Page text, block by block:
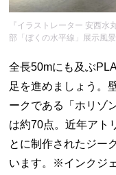
『イラストレーター 安西水
部「ぼくの水平線」展示風景
全長50mにも及ぶ
足を進めましょう。
ークである「ホリゾ
は約70点。近年アト
とに制作されたジー
います。※インクジ